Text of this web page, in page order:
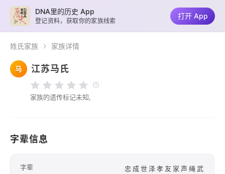
姓氏家族 家族详情
马 江苏马氏
家族的遗传标记未知,
字辈信息
字辈
忠成世泽孝友家声绳武
DNA里的历史 App
登记资料，获取你的家族线索
打开 App